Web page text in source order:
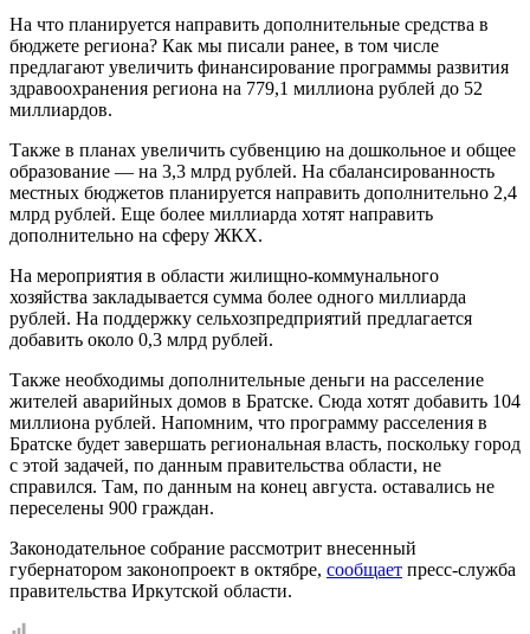
На что планируется направить дополнительные средства в
бюджете региона? Как мы писали ранее, в том числе
предлагают увеличить финансирование программы развития
здравоохранения региона на 779,1 миллиона рублей до 52
миллиардов.
Также в планах увеличить субвенцию на дошкольное и общее
образование — на 3,3 млрд рублей. На сбалансированность
местных бюджетов планируется направить дополнительно 2,4
млрд рублей. Еще более миллиарда хотят направить
дополнительно на сферу ЖКХ.
На мероприятия в области жилищно-коммунального
хозяйства закладывается сумма более одного миллиарда
рублей. На поддержку сельхозпредприятий предлагается
добавить около 0,3 млрд рублей.
Также необходимы дополнительные деньги на расселение
жителей аварийных домов в Братске. Сюда хотят добавить 104
миллиона рублей. Напомним, что программу расселения в
Братске будет завершать региональная власть, поскольку город
с этой задачей, по данным правительства области, не
справился. Там, по данным на конец августа. оставались не
переселены 900 граждан.
Законодательное собрание рассмотрит внесенный
губернатором законопроект в октябре, сообщает пресс-служба
правительства Иркутской области.